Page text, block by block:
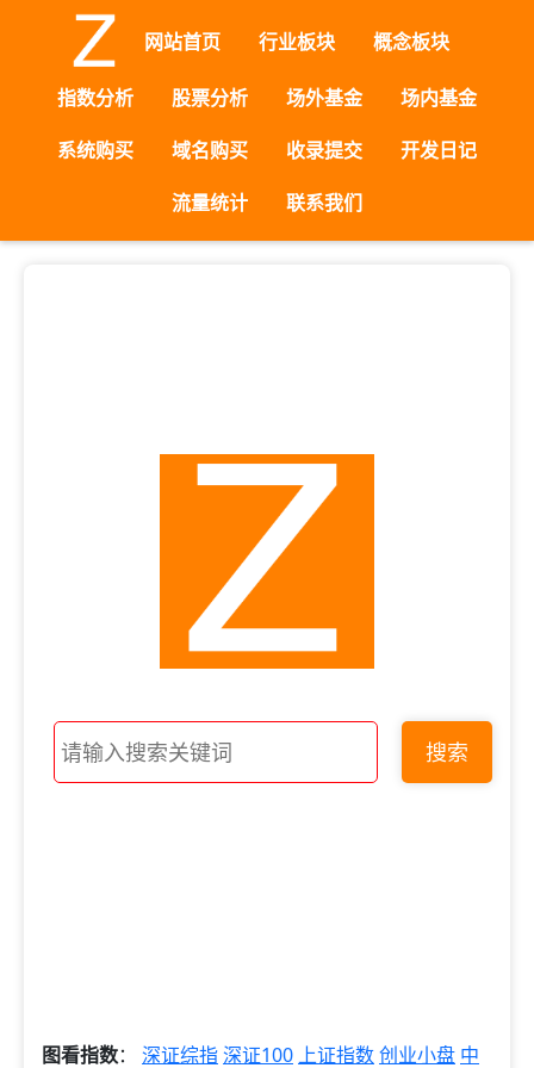
网站首页 行业板块 概念板块
指数分析 股票分析 场外基金
场内基金
系统购买
域名购买 收录提交
开发日记
流量统计
联系我们
搜索
图看指数： 深证综指深证100 上证指数创业小盘 中